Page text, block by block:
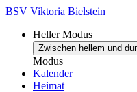
BSV Viktoria Bielstein
Heller Modus
Zwischen hellem und
Modus
Kalender
Heimat